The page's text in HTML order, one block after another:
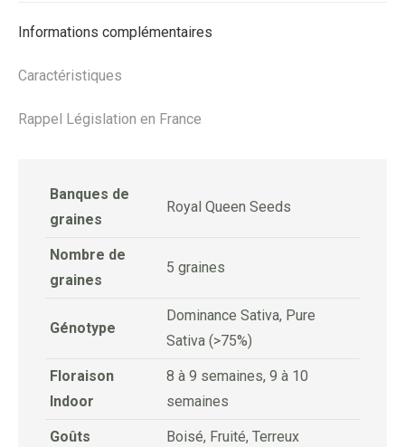
Informations complémentaires
Caractéristiques
Rappel Législation en France
Banques de
graines
Royal Queen Seeds
Nombre de
graines
5 graines
Génotype
Dominance Sativa, Pure
Sativa (>75%)
Floraison
Indoor
8 à 9 semaines, 9 à 10
semaines
Goûts Boisé, Fruité, Terreux